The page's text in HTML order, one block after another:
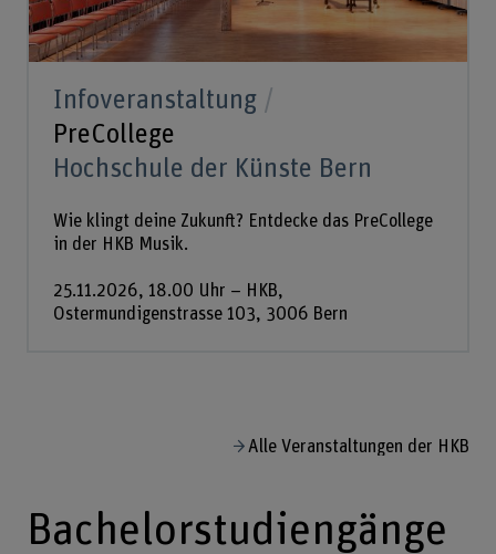
Infoveranstaltung
PreCollege
Hochschule der Künste Bern
Wie klingt deine Zukunft? Entdecke das PreCollege
in der HKB Musik.
25.11.2026, 18.00 Uhr – HKB,
Ostermundigenstrasse 103, 3006 Bern
Alle Veranstaltungen der HKB
Bachelorstudiengänge